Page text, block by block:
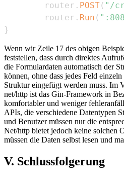
        router
. POST( "/
        router
. Run (
}
Wenn wir Zeile 17 des obigen
feststellen, dass durch direktes
die Formulardaten automatisch der
können, ohne dass jedes Feld
Struktur eingefügt werden muss. Im
net/http ist das Gin-Framework in
komfortabler und weniger
APIs, die verschiedene Datentypen
und Benutzer müssen nur die
Net/http bietet jedoch keine solchen
müssen die Daten selbst lesen und
V. Schlussfolgerung